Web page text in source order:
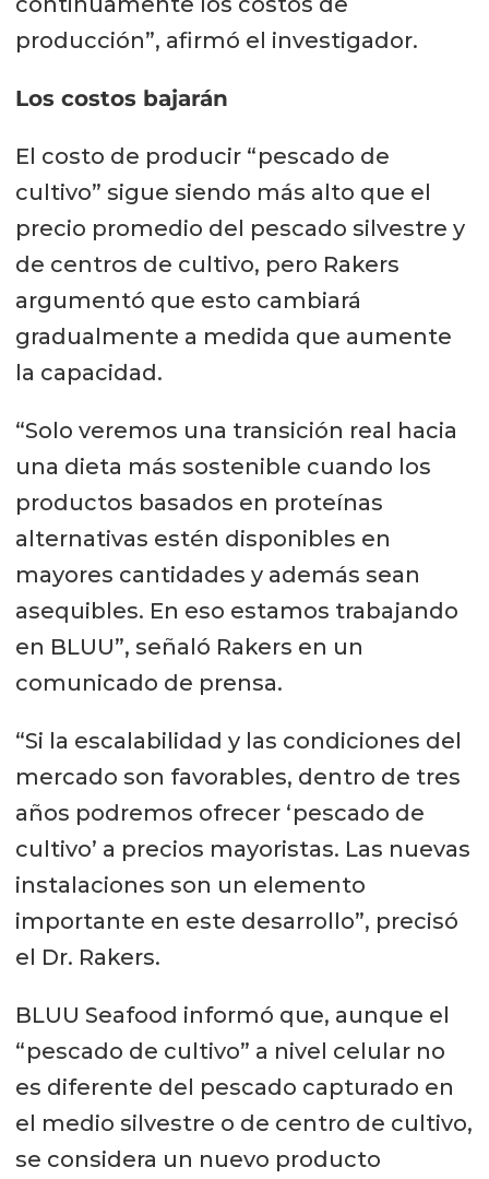
producción”, afirmó el investigador.
Los costos bajarán
El costo de producir “pescado de
cultivo” sigue siendo más alto que el
precio promedio del pescado silvestre y
de centros de cultivo, pero Rakers
argumentó que esto cambiará
gradualmente a medida que aumente
la capacidad.
“Solo veremos una transición real hacia
una dieta más sostenible cuando los
productos basados en proteínas
alternativas estén disponibles en
mayores cantidades y además sean
asequibles. En eso estamos trabajando
en BLUU”, señaló Rakers en un
comunicado de prensa.
“Si la escalabilidad y las condiciones del
mercado son favorables, dentro de tres
años podremos ofrecer ‘pescado de
cultivo’ a precios mayoristas. Las nuevas
instalaciones son un elemento
importante en este desarrollo”, precisó
el Dr. Rakers.
BLUU Seafood informó que, aunque el
“pescado de cultivo” a nivel celular no
es diferente del pescado capturado en
el medio silvestre o de centro de cultivo,
se considera un nuevo producto